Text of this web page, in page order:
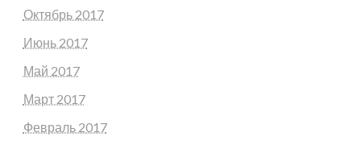
Октябрь 2017
Июнь 2017
Май 2017
Март 2017
Февраль 2017